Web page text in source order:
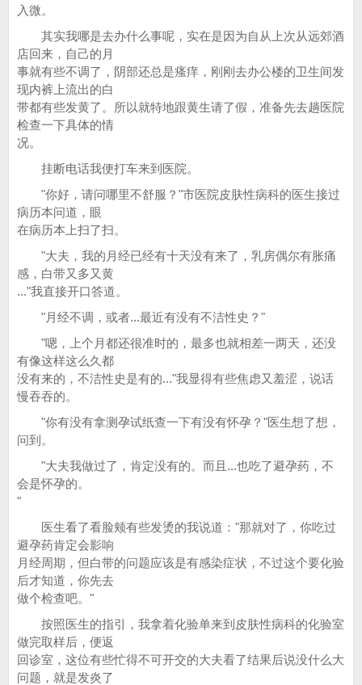
入微。
其实我哪是去办什么事呢，实在是因为自从上次从远郊酒
店回来，自己的月
事就有些不调了，阴部还总是瘙痒，刚刚去办公楼的卫生间发
现内裤上流出的白
带都有些发黄了。所以就特地跟黄生请了假，准备先去趟医院
检查一下具体的情
况。
挂断电话我便打车来到医院。
"你好，请问哪里不舒服？"市医院皮肤性病科的医生接过
病历本问道，眼
在病历本上扫了扫。
"大夫，我的月经已经有十天没有来了，乳房偶尔有胀痛
感，白带又多又黄
..."我直接开口答道。
"月经不调，或者...最近有没有不洁性史？"
"嗯，上个月都还很准时的，最多也就相差一两天，还没
有像这样这么久都
没有来的，不洁性史是有的..."我显得有些焦虑又羞涩，说话
慢吞吞的。
"你有没有拿测孕试纸查一下有没有怀孕？"医生想了想，
问到。
"大夫我做过了，肯定没有的。而且...也吃了避孕药，不
会是怀孕的。
"
医生看了看脸颊有些发烫的我说道："那就对了，你吃过
避孕药肯定会影响
月经周期，但白带的问题应该是有感染症状，不过这个要化验
后才知道，你先去
做个检查吧。"
按照医生的指引，我拿着化验单来到皮肤性病科的化验室
做完取样后，便返
回诊室，这位有些忙得不可开交的大夫看了结果后说没什么大
问题，就是发炎了